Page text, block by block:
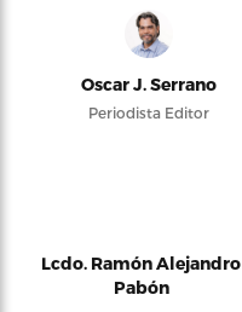
Oscar J. Serrano
Periodista Editor
Lcdo. Ramón Alejandro
Pabón